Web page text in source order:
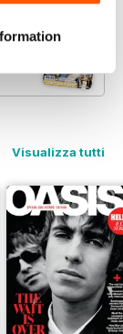
Visualizza tutti